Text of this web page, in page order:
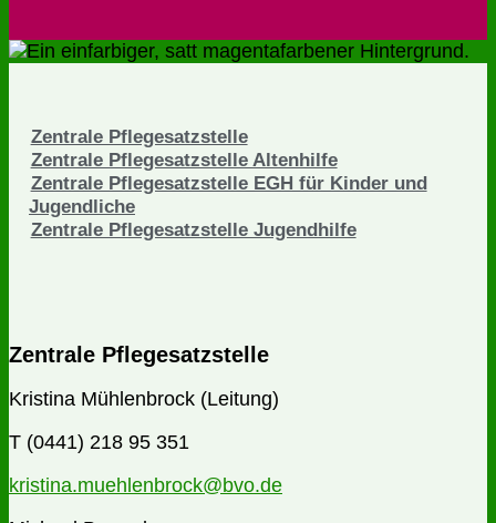
Zentrale Pflegesatzstelle
Zentrale Pflegesatzstelle Altenhilfe
Zentrale Pflegesatzstelle EGH für Kinder und
Jugendliche
Zentrale Pflegesatzstelle Jugendhilfe
Zentrale Pflegesatzstelle
Kristina Mühlenbrock (Leitung)
T (0441) 218 95 351
kristina.muehlenbrock@bvo.de